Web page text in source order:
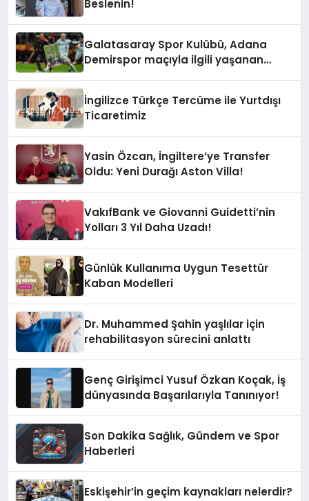
Beslenin!
Galatasaray Spor Kulübü, Adana
Demirspor maçıyla ilgili yaşanan
İngilizce Türkçe Tercüme ile Yurtdışı
Ticaretimiz
Yasin Özcan, İngiltere’ye Transfer
Oldu: Yeni Durağı Aston Villa!
VakıfBank ve Giovanni Guidetti’nin
Yolları 3 Yıl Daha Uzadı!
Günlük Kullanıma Uygun Tesettür
Kaban Modelleri
Dr. Muhammed Şahin yaşlılar için
rehabilitasyon sürecini anlattı
Genç Girişimci Yusuf Özkan Koçak, İş
dünyasında Başarılarıyla Tanınıyor!
Son Dakika Sağlık, Gündem ve Spor
Haberleri
Eskişehir’in geçim kaynakları nelerdir?